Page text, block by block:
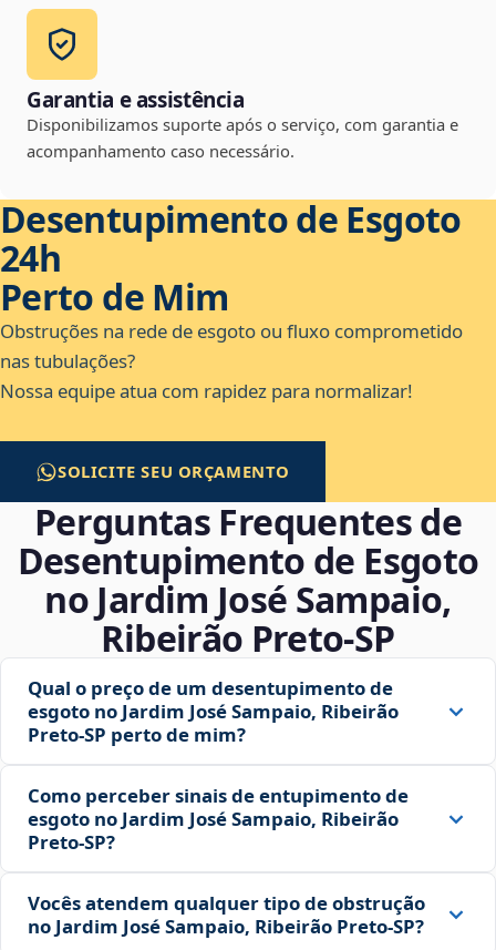
Garantia e assistência
Disponibilizamos suporte após o serviço, com garantia e
acompanhamento caso necessário.
Desentupimento de Esgoto
24h
Perto de Mim
Obstruções na rede de esgoto ou fluxo comprometido
nas tubulações?
Nossa equipe atua com rapidez para normalizar!
SOLICITE SEU ORÇAMENTO
Perguntas Frequentes de
Desentupimento de Esgoto
no Jardim José Sampaio,
Ribeirão Preto‑SP
Qual o preço de um desentupimento de
esgoto no Jardim José Sampaio, Ribeirão
Preto‑SP perto de mim?
Como perceber sinais de entupimento de
esgoto no Jardim José Sampaio, Ribeirão
Preto‑SP?
Vocês atendem qualquer tipo de obstrução
no Jardim José Sampaio, Ribeirão Preto‑SP?